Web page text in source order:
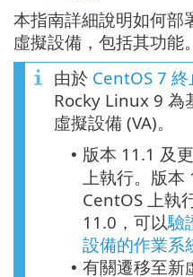
本指南詳細說明如何部
虛擬設備，包括其功能。
由於 CentOS 7
Rocky Linux 9 為
虛擬設備 (VA)。
• 版本 11.1 及
上執行。版
CentOS 上執
11.0，可以驗
設備的作業系
• 有關遷移至新